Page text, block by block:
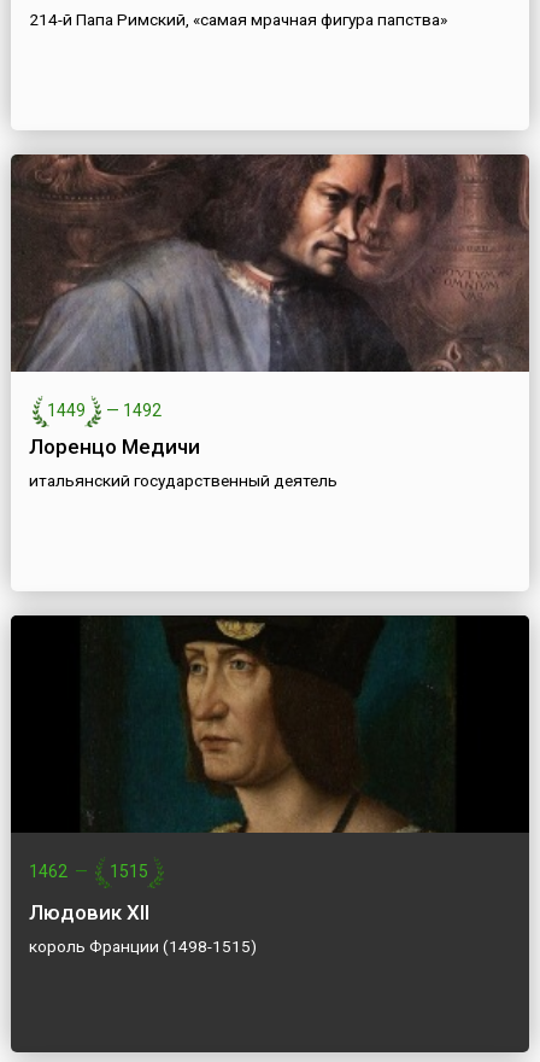
214-й Папа Римский, «самая мрачная фигура папства»
1449 — 1492
Лоренцо Медичи
итальянский государственный деятель
1462 — 1515
Людовик XII
король Франции (1498-1515)